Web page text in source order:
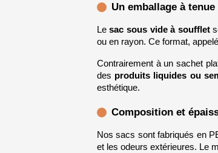
Un emballage à
Le sac sous vide à soufflet
ou en rayon. Ce format,
Contrairement à un sachet
des produits liquides ou
esthétique.
Composition et
Nos sacs sont fabriqués en
et les odeurs extérieures. Le